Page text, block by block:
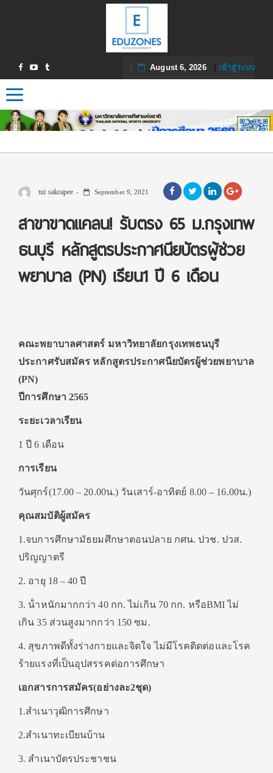
August 6, 2026| เข้าสู่ระบบ
Toggle navigation
tui sakrapee September 9, 2021
สาขาขาดแคลน! รับตรง 65 ม.กรุงเทพ
ธนบุรี หลักสูตรประกาศนียบัตรผู้ช่วย
พยาบาล (PN) เรียน1 ปี 6 เดือน
คณะพยาบาลศาสตร์ มหาวิทยาลัยกรุงเทพธนบุรี
ประกาศรับสมัคร หลักสูตรประกาศนียบัตรผู้ช่วยพยาบาล
(PN)
ปีการศึกษา 2565
ระยะเวลาเรียน
1 ปี 6 เดือน
การเรียน
วันศุกร์(17.00 – 20.00น.) วันเสาร์-อาทิตย์ 8.00 – 16.00น.)
คุณสมบัติผู้สมัคร
1.จบการศึกษามัธยมศึกษาตอนปลาย กศน. ปวช. ปวส.
ปริญญาตรี
2. อายุ 18 – 40 ปี
3. น้ําหนักมากกว่า 40 กก. ไม่เกิน 70 กก. หรือBMI ไม่
เกิน 35 ส่วนสูงมากกว่า 150 ซม.
4. สุขภาพดีทั้งร่างกายและจิตใจ ไม่มีโรคติดต่อและโรค
ร้ายแรงที่เป็นอุปสรรคต่อการศึกษา
เอกสารการสมัคร(อย่างละ2ชุด)
1.สําเนาวุฒิการศึกษา
2.สําเนาทะเบียนบ้าน
3. สําเนาบัตรประชาชน